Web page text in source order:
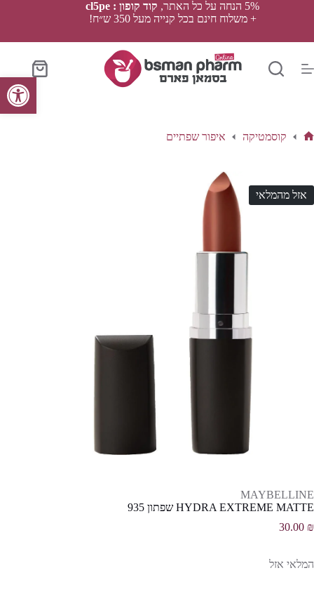
פתח סרגל נגישות
5% הנחה על כל האתר,
קוד קופון : cl5pe
+ משלוח חינם בכל קנייה מעל 350 ש״ח!
סל
הקניות
קוסמטיקה איפור שפתיים
אזל מהמלאי
MAYBELLINE
HYDRA EXTREME MATTE שפתון 935
30.00 ₪
המלאי אזל